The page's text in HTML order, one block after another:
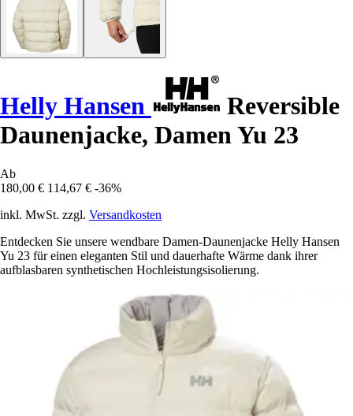
Helly Hansen
Reversible
Daunenjacke, Damen Yu 23
Ab
180,00 € 114,67 € -36%
inkl. MwSt. zzgl. Versandkosten
Entdecken Sie unsere wendbare Damen-Daunenjacke Helly Hansen
Yu 23 für einen eleganten Stil und dauerhafte Wärme dank ihrer
aufblasbaren synthetischen Hochleistungsisolierung.